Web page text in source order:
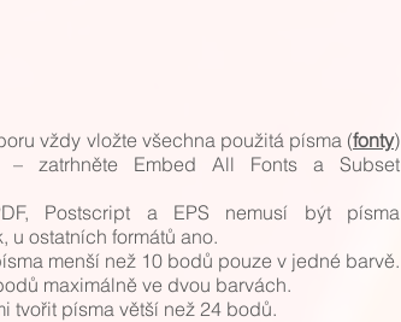
vždy vložte všechna použitá písma (fonty)
– zatrhněte Embed All Fonts a Subset
Postscript a EPS nemusí být písma
u ostatních formátů ano.
menší než 10 bodů pouze v jedné barvě.
maximálně ve dvou barvách.
tvořit písma větší než 24 bodů.